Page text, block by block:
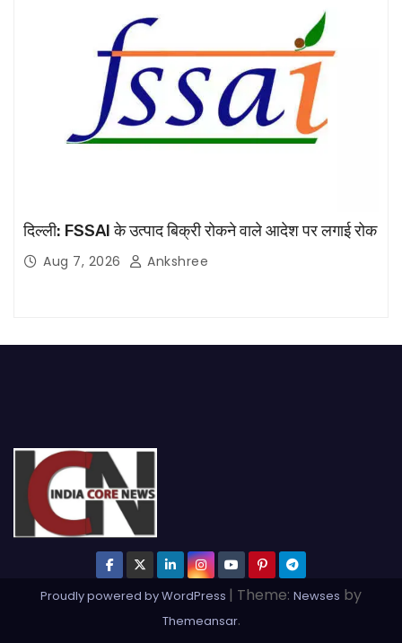
दिल्ली: FSSAI के उत्पाद बिक्री रोकने वाले आदेश पर लगाई रोक
Aug 7, 2026 Ankshree
Proudly powered by WordPress | Theme: Newses by
Themeansar.